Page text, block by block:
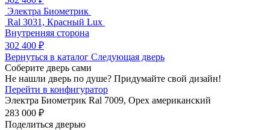
Электра Биометрик
Ral 3031, Красный Lux
Внутренняя сторона
302 400 ₽
Вернуться в каталог Следующая дверь
Соберите дверь сами
Не нашли дверь по душе? Придумайте свой дизайн!
Перейти в конфигуратор
Электра Биометрик Ral 7009, Орех американский
283 000 ₽
Поделиться дверью